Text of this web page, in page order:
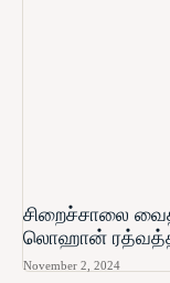
சிறைச்சாலை
லொஹான்
November 2, 2024